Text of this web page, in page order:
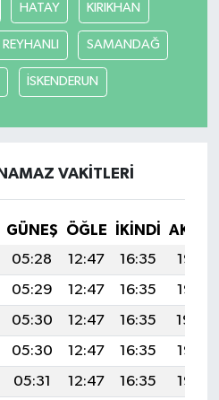
HATAY KIRIKHAN
REYHANLI SAMANDAĞ
İSKENDERUN
VAKITLERI
GÜNEŞ ÖĞLE İKINDI
05:28 12:47 16:35
19:55
05:29 12:47 16:35
19:55
05:30 12:47 16:35
19:54
05:30 12:47 16:35
19:53
05:31 12:47 16:35
19:52